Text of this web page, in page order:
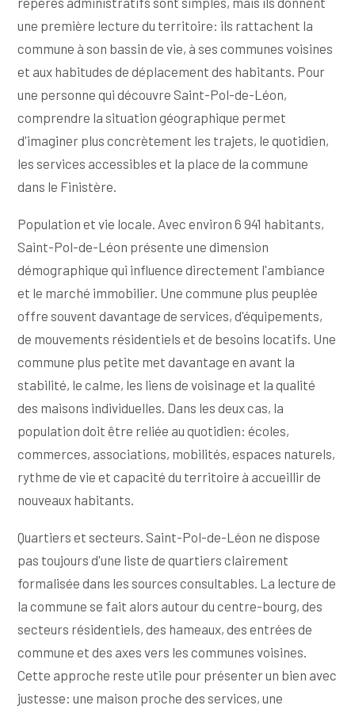
une première lecture du territoire: ils rattachent la
commune à son bassin de vie, à ses communes voisines
et aux habitudes de déplacement des habitants. Pour
une personne qui découvre Saint-Pol-de-Léon,
comprendre la situation géographique permet
d'imaginer plus concrètement les trajets, le quotidien,
les services accessibles et la place de la commune
dans le Finistère.
Population et vie locale. Avec environ 6 941 habitants,
Saint-Pol-de-Léon présente une dimension
démographique qui influence directement l'ambiance
et le marché immobilier. Une commune plus peuplée
offre souvent davantage de services, d'équipements,
de mouvements résidentiels et de besoins locatifs. Une
commune plus petite met davantage en avant la
stabilité, le calme, les liens de voisinage et la qualité
des maisons individuelles. Dans les deux cas, la
population doit être reliée au quotidien: écoles,
commerces, associations, mobilités, espaces naturels,
rythme de vie et capacité du territoire à accueillir de
nouveaux habitants.
Quartiers et secteurs. Saint-Pol-de-Léon ne dispose
pas toujours d'une liste de quartiers clairement
formalisée dans les sources consultables. La lecture de
la commune se fait alors autour du centre-bourg, des
secteurs résidentiels, des hameaux, des entrées de
commune et des axes vers les communes voisines.
Cette approche reste utile pour présenter un bien avec
justesse: une maison proche des services, une